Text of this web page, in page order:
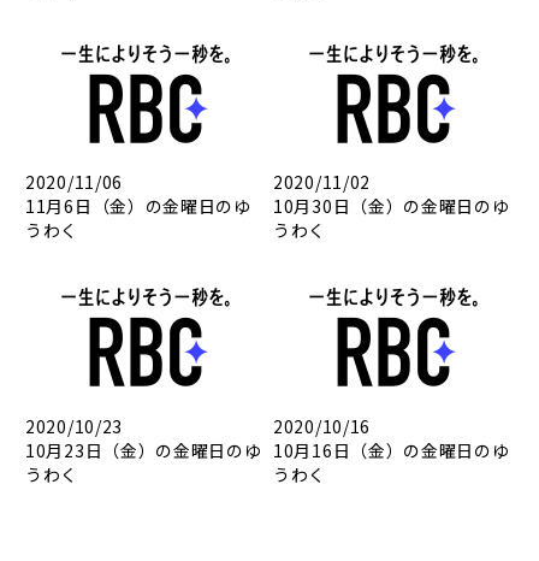
2020/11/06
11月6日（金）の金曜日のゆ
うわく
2020/11/02
10月30日（金）の金曜日のゆ
うわく
2020/10/23
10月23日（金）の金曜日のゆ
うわく
2020/10/16
10月16日（金）の金曜日のゆ
うわく